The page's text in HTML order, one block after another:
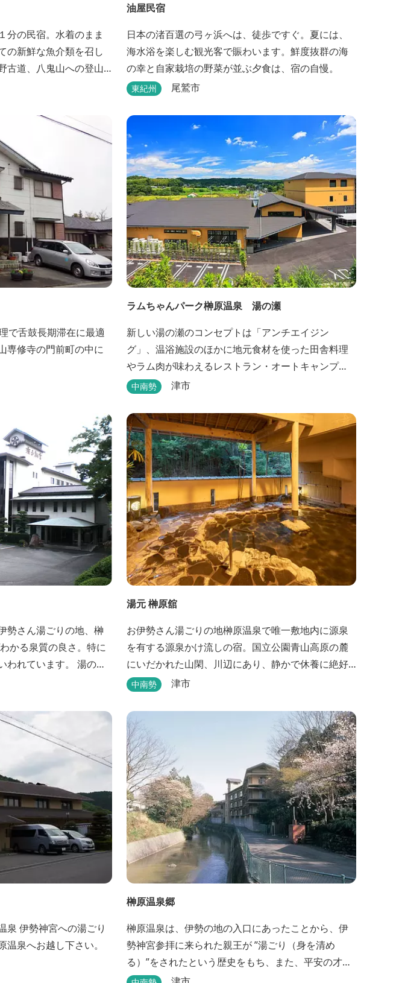
分の民宿。水着のまま
の新鮮な魚介類を召し
古道、八鬼山への登山
油屋民宿
日本の渚百選の弓ヶ浜へは、徒歩ですぐ。夏には、
海水浴を楽しむ観光客で賑わいます。鮮度抜群の海
の幸と自家栽培の野菜が並ぶ夕食は、宿の自慢。
東紀州 尾鷲市
で舌鼓長期滞在に最適
専修寺の門前町の中に
ラムちゃんパーク榊原温泉 湯の瀬
新しい湯の瀬のコンセプトは「アンチエイジン
グ」、温浴施設のほかに地元食材を使った田舎料理
やラム肉が味わえるレストラン・オートキャンプ
場・バーベキュー施設を備え、毎週土曜日には屋外
ています。 また、観光旅行が困難な障がい者や介助
が必要な高齢者の利用に特化した福祉旅館として、
全館バリアフリー、車いす対応の貸切風呂、リフト
付きジャグジーを備えています...
中南勢 津市
勢さん湯ごりの地、榊
かる泉質の良さ。特に
われています。 湯の瀬
な宿。それが旅館 清
を心掛けております。
女清少納言もお墨付
湯元 榊原舘
お伊勢さん湯ごりの地榊原温泉で唯一敷地内に源泉
を有する源泉かけ流しの宿。国立公園青山高原の麓
にいだかれた山閑、川辺にあり、静かで休養に絶好
の地です。ご宿泊、お夕席の他日帰り温泉も楽しめ
と健康をテーマとしたふるさと会席をご用意してい
ます。
中南勢 津市
泉 伊勢神宮への湯ごり
泉へお越し下さい。
榊原温泉郷
榊原温泉は、伊勢の地の入口にあったことから、伊
勢神宮参拝に来られた親王が ”湯ごり（身を清め
る）”をされたという歴史をもち、また、平安の才
女・清少納言が 「枕草子」で”湯は七栗の湯”＜当時